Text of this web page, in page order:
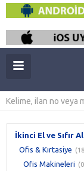
İkinci El ve Sıfır
Ofis & Kırtasiye
Ofis Makineleri